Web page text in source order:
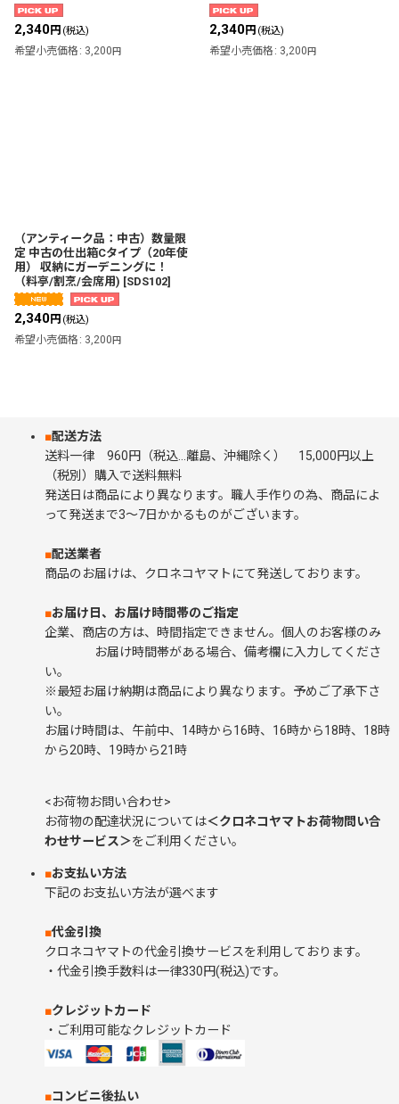
2,340円 (税込)
希望小売価格 : 3,200円
2,340円 (税込)
希望小売価格 : 3,200円
（アンティーク品：中古）数量限
定 中古の仕出箱Cタイプ（20年使
用） 収納にガーデニングに！
（料亭/割烹/会席用) [SDS102]
2,340円 (税込)
希望小売価格 : 3,200 円
■配送方法
送料一律 960円（税込…離島、沖縄除く） 15,000円以上
（税別）購入で送料無料
発送日は商品により異なります。職人手作りの為、商品によ
って発送まで3～7日かかるものがございます。
■配送業者
商品のお届けは、クロネコヤマトにて発送しております。
■お届け日、お届け時間帯のご指定
企業、商店の方は、時間指定できません。個人のお客様のみ
お届け時間帯がある場合、備考欄に入力してくださ
い。
※最短お届け納期は商品により異なります。予めご了承下さ
い。
お届け時間は、午前中、14時から16時、16時から18時、18時
から20時、19時から21時
<お荷物お問い合わせ>
お荷物の配達状況については＜クロネコヤマトお荷物問い合
わせサービス＞をご利用ください。
■お支払い方法
下記のお支払い方法が選べます
■代金引換
クロネコヤマトの代金引換サービスを利用しております。
・代金引換手数料は一律330円(税込)です。
■クレジットカード
・ご利用可能なクレジットカード
■コンビニ後払い